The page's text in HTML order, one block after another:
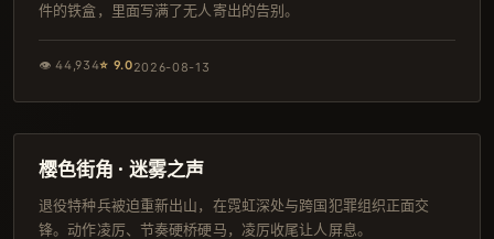
件的铁盒，里面写满了无人寄出的告别。
👁44,934⭐ 9.02026-08-13
连载中
樱色街角 · 迷雾之声
退役特种兵被迫重新出山，在霓虹深处与跨国犯罪组织正面交
锋。动作凌厉、节奏硬桥硬马，凌厉收尾让人屏息。